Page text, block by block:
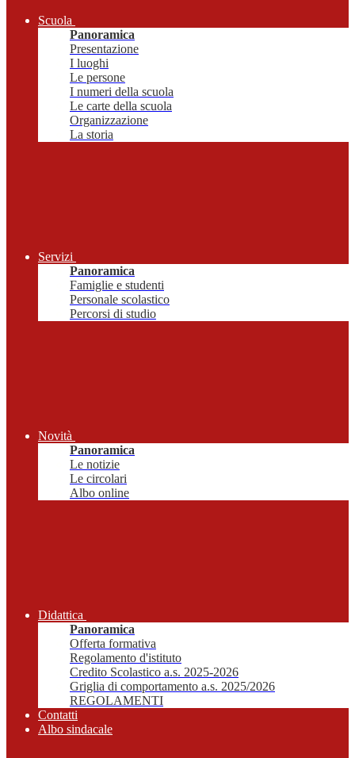
Scuola
Panoramica
Presentazione
I luoghi
Le persone
I numeri della scuola
Le carte della scuola
Organizzazione
La storia
Servizi
Panoramica
Famiglie e studenti
Personale scolastico
Percorsi di studio
Novità
Panoramica
Le notizie
Le circolari
Albo online
Didattica
Panoramica
Offerta formativa
Regolamento d'istituto
Credito Scolastico a.s. 2025-2026
Griglia di comportamento a.s. 2025/2026
REGOLAMENTI
Contatti
Albo sindacale